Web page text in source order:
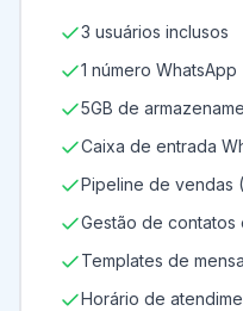
3 usuários inclusos
1 número WhatsApp
5GB de
Caixa de entrada
Pipeline de vendas
Gestão de contatos
Templates de
Horário de